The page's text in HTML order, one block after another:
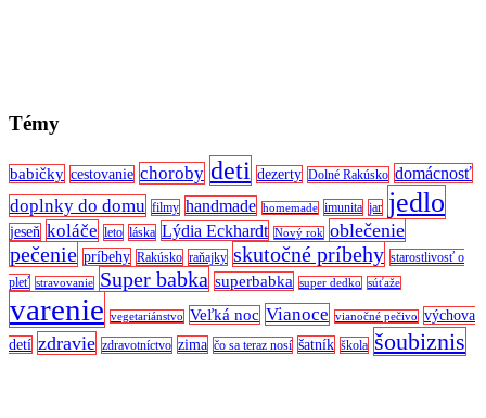
Témy
babičky cestovanie choroby deti dezerty Dolné Rakúsko domácnosť
doplnky do domu filmy handmade homemade imunita jar jedlo
jeseň koláče leto láska Lýdia Eckhardt Nový rok oblečenie
pečenie príbehy Rakúsko raňajky skutočné príbehy starostlivosť o
pleť stravovanie Super babka superbabka super dedko súťaže
varenie vegetariánstvo Veľká noc Vianoce vianočné pečivo
výchova
detí zdravie zdravotníctvo zima čo sa teraz nosí šatník škola šoubiznis